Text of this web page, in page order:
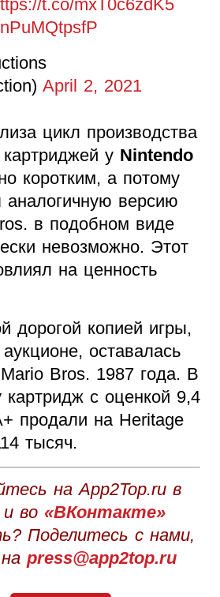
t.co/mxT0c6zdK5
April 2, 2021
цикл производства
у Nintendo
коротким, а потому
аналогичную версию
в подобном виде
невозможно. Этот
на ценность
дорогой копией игры,
оставалась
Bros. 1987 года. В
с оценкой 9,4
продали на Heritage
тысяч.
на App2Top.ru в
и во «ВКонтакте»
Поделитесь с нами,
press@app2top.ru